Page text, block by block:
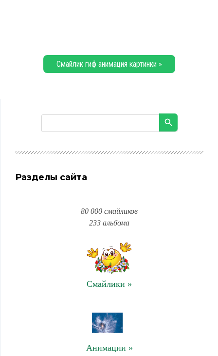
Смайлик гиф анимация картинки »
Разделы сайта
80 000 смайликов
233 альбома
Смайлики »
Анимации »